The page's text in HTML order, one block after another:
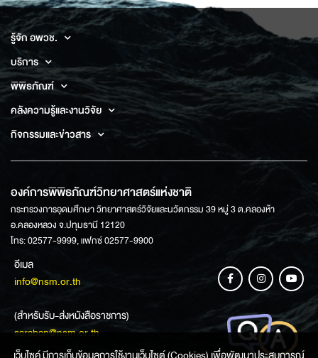
รู้จัก อพวช.
บริการ
พิพิธภัณฑ์
คลังความรู้และงานวิจัย
กิจกรรมและข่าวสาร
องค์การพิพิธภัณฑ์วิทยาศาสตร์แห่งชาติ
กระทรวงการอุดมศึกษา วิทยาศาสตร์วิจัยและนวัตกรรม 39 หมู่ 3 ต.คลองห้า
อ.คลองหลวง จ.ปทุมธานี 12120
โทร: 02577-9999, แฟกซ์ 02577-9900
อีเมล
info@nsm.or.th
(สำหรับรับ-ส่งหนังสือราชการ)
saraban@nsm.or.th